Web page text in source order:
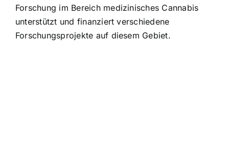
Forschung im Bereich medizinisches Cannabis
unterstützt und finanziert verschiedene
Forschungsprojekte auf diesem Gebiet.